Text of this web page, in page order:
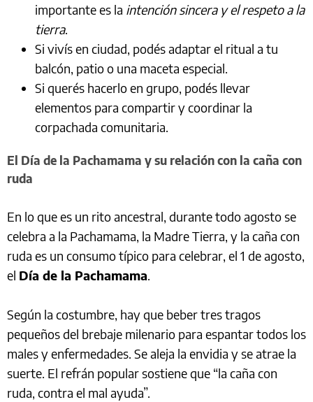
importante es la intención sincera y el respeto a la
tierra.
Si vivís en ciudad, podés adaptar el ritual a tu
balcón, patio o una maceta especial.
Si querés hacerlo en grupo, podés llevar
elementos para compartir y coordinar la
corpachada comunitaria.
El Día de la Pachamama y su relación con la caña con
ruda
En lo que es un rito ancestral, durante todo agosto se
celebra a la Pachamama, la Madre Tierra, y la caña con
ruda es un consumo típico para celebrar, el 1 de agosto,
el Día de la Pachamama.
Según la costumbre, hay que beber tres tragos
pequeños del brebaje milenario para espantar todos los
males y enfermedades. Se aleja la envidia y se atrae la
suerte. El refrán popular sostiene que “la caña con
ruda, contra el mal ayuda”.